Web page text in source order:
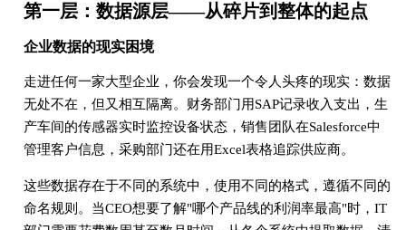
第一层：数据源层——从碎片到整体的起点
企业数据的现实困境
走进任何一家大型企业，你会发现一个令人头疼的现实：数据
无处不在，但又相互隔离。财务部门用SAP记录收入支出，生
产车间的传感器实时监控设备状态，销售团队在Salesforce中
管理客户信息，采购部门还在用Excel表格追踪供应商。
这些数据存在于不同的系统中，使用不同的格式，遵循不同的
命名规则。当CEO想要了解"哪个产品线的利润率最高"时，IT